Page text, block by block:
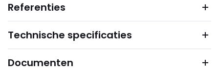
Referenties
Technische specificaties
Documenten